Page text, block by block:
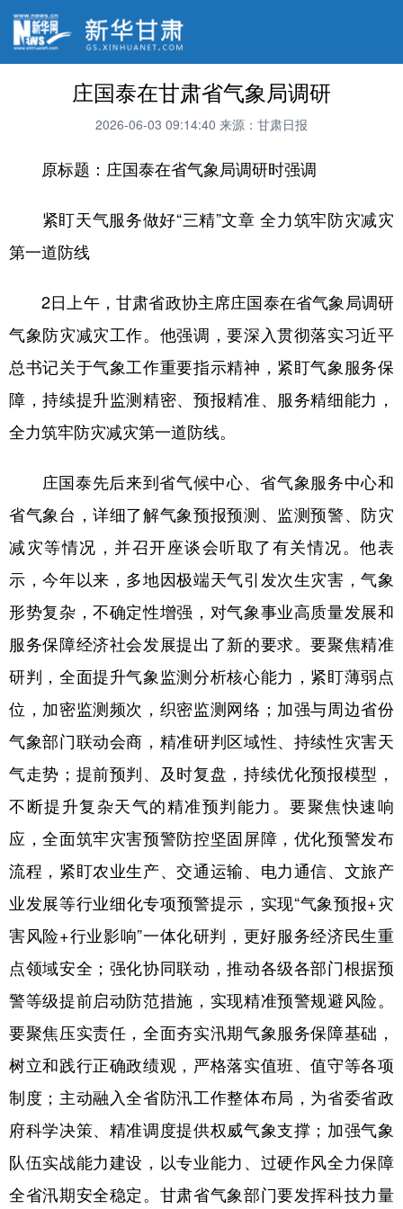
庄国泰在甘肃省气象局调研
2026-06-03 09:14:40 来源：甘肃日报
原标题：庄国泰在省气象局调研时强调
紧盯天气服务做好“三精”文章 全力筑牢防灾减灾
第一道防线
2日上午，甘肃省政协主席庄国泰在省气象局调研
气象防灾减灾工作。他强调，要深入贯彻落实习近平
总书记关于气象工作重要指示精神，紧盯气象服务保
障，持续提升监测精密、预报精准、服务精细能力，
全力筑牢防灾减灾第一道防线。
庄国泰先后来到省气候中心、省气象服务中心和
省气象台，详细了解气象预报预测、监测预警、防灾
减灾等情况，并召开座谈会听取了有关情况。他表
示，今年以来，多地因极端天气引发次生灾害，气象
形势复杂，不确定性增强，对气象事业高质量发展和
服务保障经济社会发展提出了新的要求。要聚焦精准
研判，全面提升气象监测分析核心能力，紧盯薄弱点
位，加密监测频次，织密监测网络；加强与周边省份
气象部门联动会商，精准研判区域性、持续性灾害天
气走势；提前预判、及时复盘，持续优化预报模型，
不断提升复杂天气的精准预判能力。要聚焦快速响
应，全面筑牢灾害预警防控坚固屏障，优化预警发布
流程，紧盯农业生产、交通运输、电力通信、文旅产
业发展等行业细化专项预警提示，实现“气象预报+灾
害风险+行业影响”一体化研判，更好服务经济民生重
点领域安全；强化协同联动，推动各级各部门根据预
警等级提前启动防范措施，实现精准预警规避风险。
要聚焦压实责任，全面夯实汛期气象服务保障基础，
树立和践行正确政绩观，严格落实值班、值守等各项
制度；主动融入全省防汛工作整体布局，为省委省政
府科学决策、精准调度提供权威气象支撑；加强气象
队伍实战能力建设，以专业能力、过硬作风全力保障
全省汛期安全稳定。甘肃省气象部门要发挥科技力量